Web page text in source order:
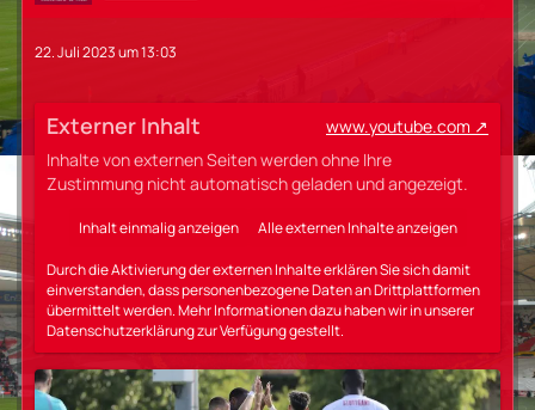
22. Juli 2023 um 13:03
Externer Inhalt
www.youtube.com
Inhalte von externen Seiten werden ohne Ihre
Zustimmung nicht automatisch geladen und angezeigt.
Inhalt einmalig anzeigen Alle externen Inhalte anzeigen
Durch die Aktivierung der externen Inhalte erklären Sie sich damit
einverstanden, dass personenbezogene Daten an Drittplattformen
übermittelt werden. Mehr Informationen dazu haben wir in unserer
Datenschutzerklärung zur Verfügung gestellt.